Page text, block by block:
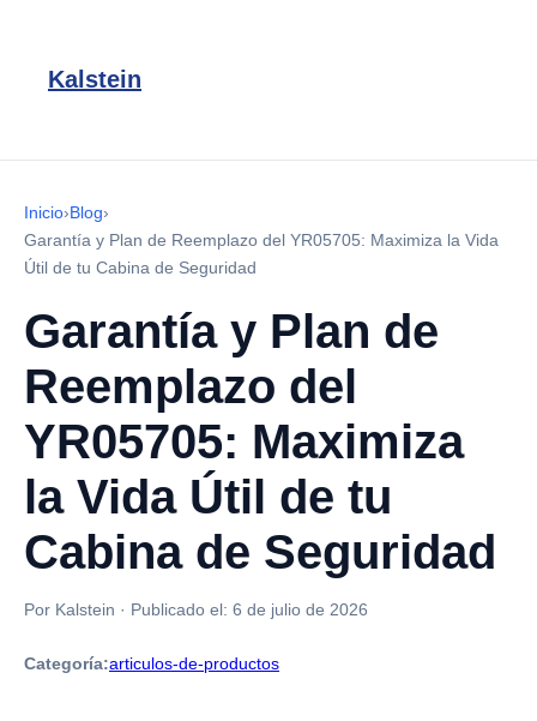
Kalstein
Inicio›Blog›
Garantía y Plan de Reemplazo del YR05705: Maximiza la Vida
Útil de tu Cabina de Seguridad
Garantía y Plan de
Reemplazo del
YR05705: Maximiza
la Vida Útil de tu
Cabina de Seguridad
Por Kalstein · Publicado el: 6 de julio de 2026
Categoría:articulos-de-productos